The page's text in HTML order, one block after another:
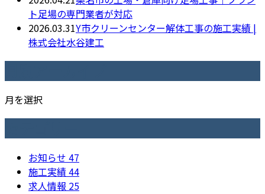
ト足場の専門業者が対応
2026.03.31Y市クリーンセンター解体工事の施工実績 |
株式会社水谷建工
月を選択
お知らせ 47
施工実績44
求人情報 25